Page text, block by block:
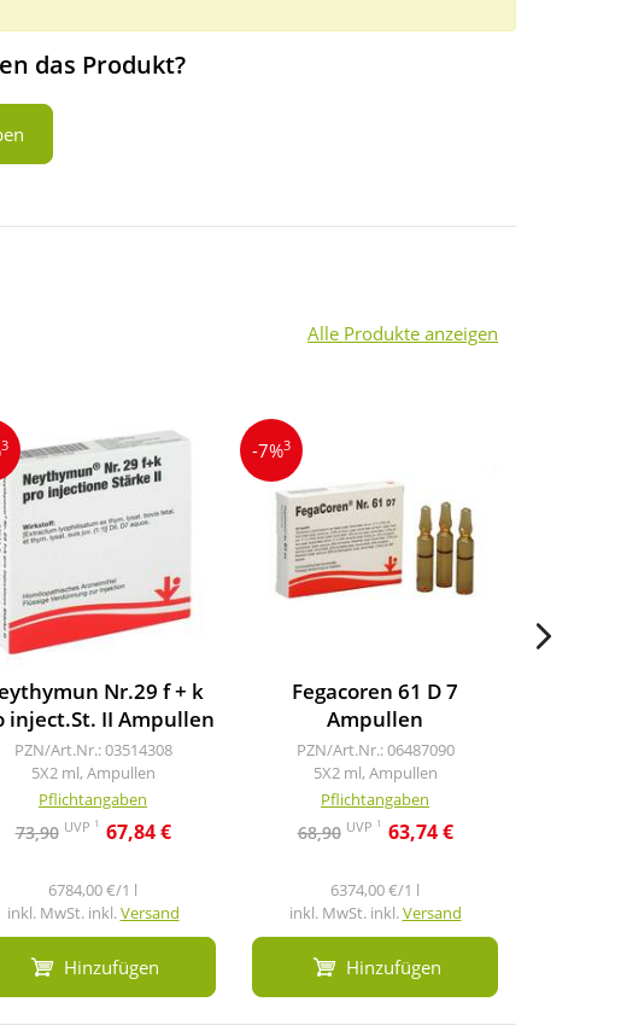
das Produkt?
Alle Produkte anzeigen
3
Nr.29 f + k
inject.St. II Ampullen
PZN/Art.Nr.: 03514308
5X2 ml, Ampullen
Pflichtangaben
73,90 UVP 1 67,84 €
6784,00 €/1 l
inkl. MwSt. inkl.Versand
Hinzufügen
-7%3
Fegacoren 61 D 7
Ampullen
PZN/Art.Nr.: 06487090
5X2 ml, Ampullen
Pflichtangaben
68,90 UVP 1 63,74 €
6374,00 €/1 l
inkl. MwSt. inkl.Versand
Hinzufügen